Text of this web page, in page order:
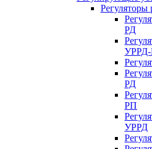
Регуляторы
РД
РД
РП
УРРД